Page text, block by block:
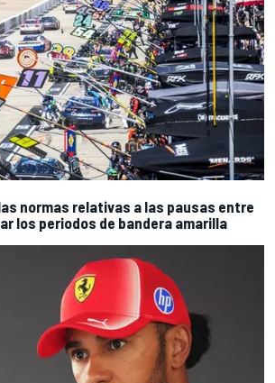
normas relativas a las pausas entre
los periodos de bandera amarilla